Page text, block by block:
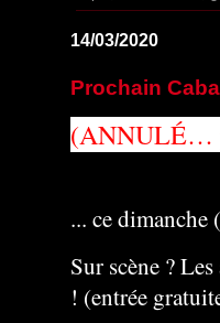
14/03/2020
Prochain
(ANNULÉ…
... ce dimanche
Sur scène ?
! (entrée